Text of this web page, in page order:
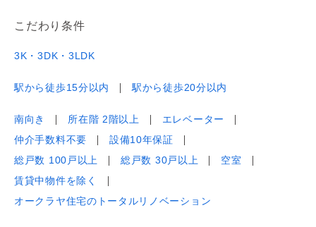
こだわり条件
3K・3DK・3LDK
駅から徒歩15分以内 駅から徒歩20分以内
南向き 所在階 2階以上
エレベーター
仲介手数料不要
設備10年保証
総戸数 100戸以上
総戸数 30戸以上
空室
賃貸中物件を除く
オークラヤ住宅のトータルリノベーション